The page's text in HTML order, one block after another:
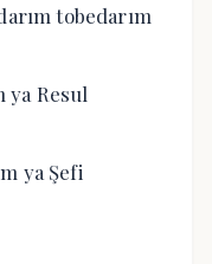
tobedarım
ya Resul
ya Şefi